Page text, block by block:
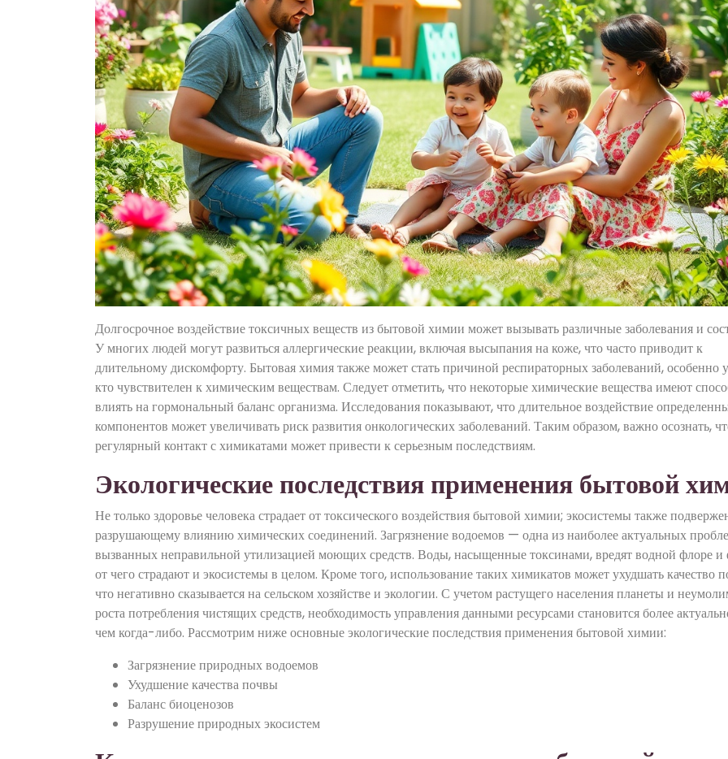
Долгосрочное воздействие токсичных веществ из бытовой химии может вызывать различные заболевания и
У многих людей могут развиться аллергические реакции, включая высыпания на коже, что часто приводит к
длительному дискомфорту. Бытовая химия также может стать причиной респираторных заболеваний, особенно
кто чувствителен к химическим веществам. Следует отметить, что некоторые химические вещества имеют
влиять на гормональный баланс организма. Исследования показывают, что длительное воздействие
компонентов может увеличивать риск развития онкологических заболеваний. Таким образом, важно осознать,
регулярный контакт с химикатами может привести к серьезным последствиям.
Экологические последствия применения бытовой
Не только здоровье человека страдает от токсического воздействия бытовой химии; экосистемы также
разрушающему влиянию химических соединений. Загрязнение водоемов — одна из наиболее актуальных
вызванных неправильной утилизацией моющих средств. Воды, насыщенные токсинами, вредят водной флоре и
от чего страдают и экосистемы в целом. Кроме того, использование таких химикатов может ухудшать качество
что негативно сказывается на сельском хозяйстве и экологии. С учетом растущего населения планеты и
роста потребления чистящих средств, необходимость управления данными ресурсами становится более
чем когда-либо. Рассмотрим ниже основные экологические последствия применения бытовой химии:
Загрязнение природных водоемов
Ухудшение качества почвы
Баланс биоценозов
Разрушение природных экосистем